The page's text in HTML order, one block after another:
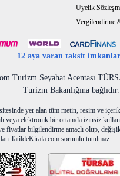
Üyelik
Vergilendirme
12 aya varan taksit
Turizm Seyahat Acentası
Turizm Bakanlığına bağlıdır.
yer alan tüm metin, resim ve
veya elektronik bir ortamda izinsiz
fiyatlar bilgilendirme amaçlı olup,
TatildeKirala.com sorumlu tutulmaz.